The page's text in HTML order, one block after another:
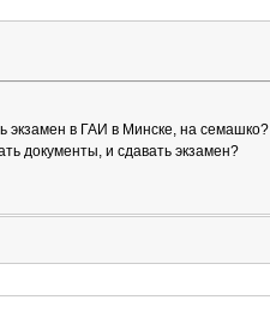
экзамен в ГАИ в Минске, на семашко?
документы, и сдавать экзамен?